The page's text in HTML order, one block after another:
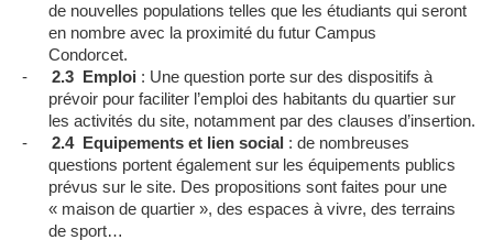
de nouvelles populations telles que les étudiants qui seront
en nombre avec la proximité du futur Campus
Condorcet.
-
2.3 Emploi : Une question porte sur des dispositifs à
prévoir pour faciliter l’emploi des habitants du quartier sur
les activités du site, notamment par des clauses d’insertion.
-
2.4 Equipements et lien social : de nombreuses
questions portent également sur les équipements publics
prévus sur le site. Des propositions sont faites pour une
« maison de quartier », des espaces à vivre, des terrains
de sport…